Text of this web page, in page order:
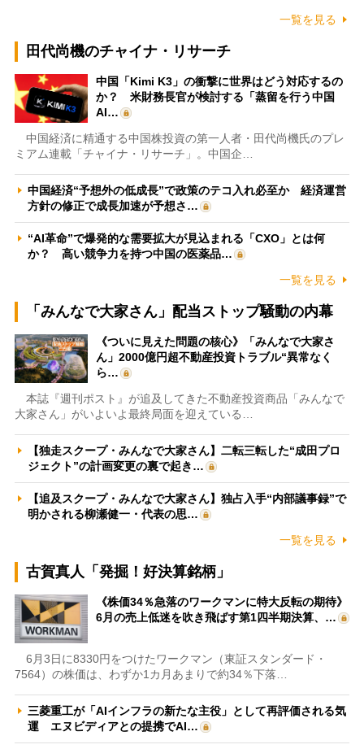
一覧を見る
田代尚機のチャイナ・リサーチ
中国「Kimi K3」の衝撃に世界はどう対応するの
か？ 米財務長官が検討する「蒸留を行う中国
AI…
中国経済に精通する中国株投資の第一人者・田代尚機氏のプレ
ミアム連載「チャイナ・リサーチ」。中国企…
中国経済“予想外の低成長”で政策のテコ入れ必至か 経済運営
方針の修正で成長加速が予想さ…
“AI革命”で爆発的な需要拡大が見込まれる「CXO」とは何
か？ 高い競争力を持つ中国の医薬品…
一覧を見る
「みんなで大家さん」配当ストップ騒動の内幕
《ついに見えた問題の核心》「みんなで大家さ
ん」2000億円超不動産投資トラブル“異常なく
ら…
本誌『週刊ポスト』が追及してきた不動産投資商品「みんなで
大家さん」がいよいよ最終局面を迎えている…
【独走スクープ・みんなで大家さん】二転三転した“成田プロ
ジェクト”の計画変更の裏で起き…
【追及スクープ・みんなで大家さん】独占入手“内部議事録”で
明かされる柳瀬健一・代表の思…
一覧を見る
古賀真人「発掘！好決算銘柄」
《株価34％急落のワークマンに特大反転の期待》
6月の売上低迷を吹き飛ばす第1四半期決算、…
6月3日に8330円をつけたワークマン（東証スタンダード・
7564）の株価は、わずか1カ月あまりで約34％下落…
三菱重工が「AIインフラの新たな主役」として再評価される気
運 エヌビディアとの提携でAI…